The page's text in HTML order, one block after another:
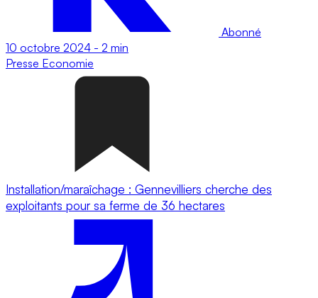
Abonné
10 octobre 2024 - 2 min
Presse Economie
Installation/maraîchage : Gennevilliers cherche des
exploitants pour sa ferme de 36 hectares